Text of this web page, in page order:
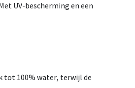
UV-bescherming en een
tot 100% water, terwijl de